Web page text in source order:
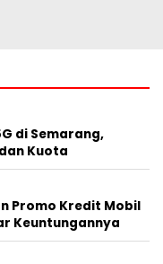
di Semarang,
Kuota
Promo Kredit Mobil
Keuntungannya